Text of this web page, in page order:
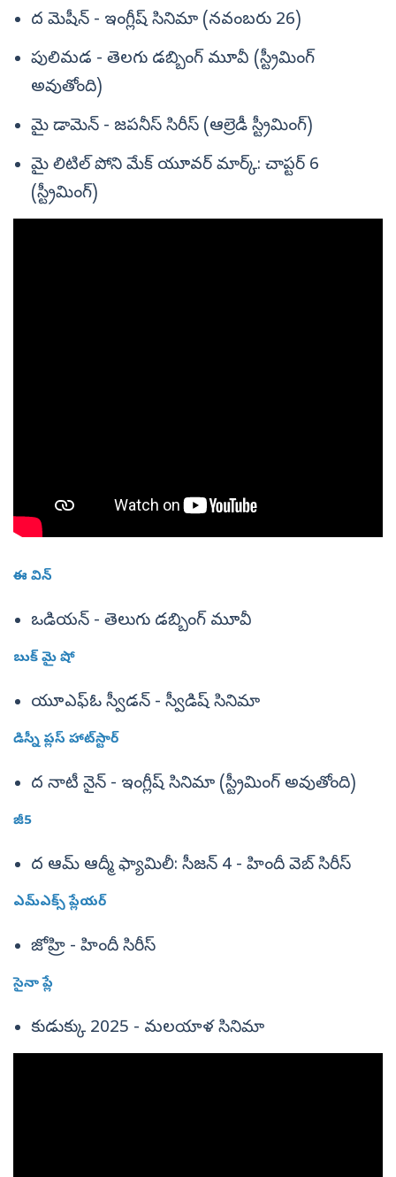
ద మెషీన్ - ఇంగ్లీష్ సినిమా (నవంబరు 26)
పులిమడ - తెలగు డబ్బింగ్ మూవీ (స్ట్రీమింగ్
అవుతోంది)
మై డామెన్ - జపనీస్ సిరీస్ (ఆల్రెడీ స్ట్రీమింగ్)
మై లిటిల్ పోని మేక్ యూవర్ మార్క్: చాప్టర్ 6
(స్ట్రీమింగ్)
ఈ విన్
ఒడియన్ - తెలుగు డబ్బింగ్ మూవీ
బుక్ మై షో
యూఎఫ్ఓ స్వీడన్ - స్వీడిష్ సినిమా
డిస్నీ ప్లస్ హాట్‌స్టార్
ద నాటీ నైన్ - ఇంగ్లీష్ సినిమా (స్ట్రీమింగ్ అవుతోంది)
జీ5
ద ఆమ్ ఆద్మీ ఫ్యామిలీ: సీజన్ 4 - హిందీ వెబ్ సిరీస్
ఎమ్ఎక్స్ ప్లేయర్
జోహ్రి - హిందీ సిరీస్
సైనా ప్లే
కుడుక్కు 2025 - మలయాళ సినిమా